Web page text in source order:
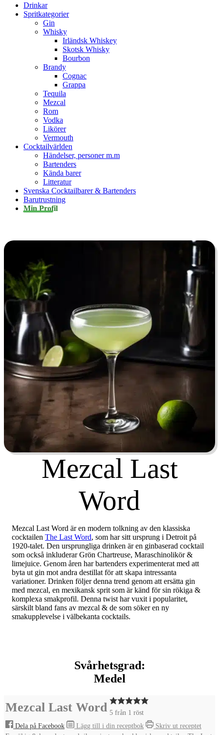
Drinkar
Spritkategorier
Gin
Whisky
Irländsk Whiskey
Skotsk Whisky
Bourbon
Brandy
Cognac
Grappa
Tequila
Mezcal
Rom
Vodka
Likörer
Vermouth
Cocktailvärlden
Händelser, personer m.m
Bartenders
Kända barer
Litteratur
Svenska Cocktailbarer & Bartenders
Barutrustning
Min Profil
Mezcal Last
Word
Mezcal Last Word är en modern tolkning av den klassiska
cocktailen The Last Word, som har sitt ursprung i Detroit på
1920-talet. Den ursprungliga drinken är en ginbaserad cocktail
som också inkluderar Grön Chartreuse, Maraschinolikör &
limejuice. Genom åren har bartenders experimenterat med att
byta ut gin mot andra destillat för att skapa intressanta
variationer. Drinken följer denna trend genom att ersätta gin
med mezcal, en mexikansk sprit som är känd för sin rökiga &
komplexa smakprofil. Denna twist har vuxit i popularitet,
särskilt bland fans av mezcal & de som söker en ny
smakupplevelse i välbekanta cocktails.
Svårhetsgrad:
Medel
Mezcal Last Word 5 från 1 röst
Dela på Facebook
Lägg till i din receptbok
Skriv ut receptet